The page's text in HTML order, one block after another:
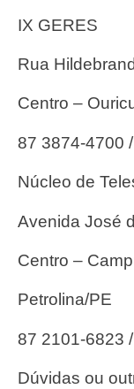
IX GERES
Rua
Centro –
87 3874-4700
Núcleo de
Avenida José
Centro –
Petrolina/PE
87 2101-6823
Dúvidas ou outras informações, fale com a